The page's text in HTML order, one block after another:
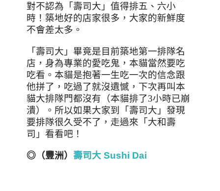
對不認為「壽司大」值得排五、六小
時！築地好的店家很多，大家的新鮮度
不會差太多。
「壽司大」畢竟是目前築地第一排隊名
店，身為專業的愛吃鬼，本貓當然要吃
吃看。本貓是抱著一生吃一次的信念跟
他拼了，吃過了就沒遺憾，下次再叫本
貓大排隊門都沒有（本貓排了3小時已崩
潰）。所以如果大家到「壽司大」發現
要排隊很久受不了，走過來「大和壽
司」看看吧！
◎（豐洲） 壽司大 Sushi Dai